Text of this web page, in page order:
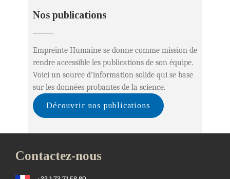
Nos publications
Empreinte Humaine se donne comme mission de
rendre accessible les publications de son équipe.
Voici un source d’information solide qui se base
sur les données probantes de la science.
Découvrir nos publications
Contactez-nous